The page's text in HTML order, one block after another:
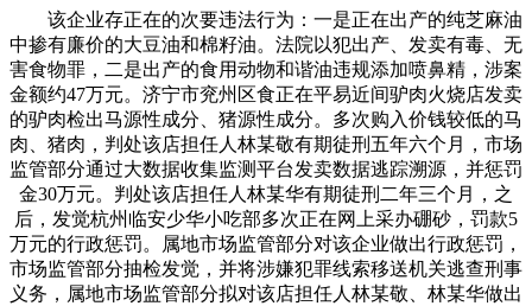
该企业存正在的次要违法行为：一是正在出产的纯芝麻油
中掺有廉价的大豆油和棉籽油。法院以犯出产、发卖有毒、无
害食物罪，二是出产的食用动物和谐油违规添加喷鼻精，涉案
金额约47万元。济宁市兖州区食正在平易近间驴肉火烧店发卖
的驴肉检出马源性成分、猪源性成分。多次购入价钱较低的马
肉、猪肉，判处该店担任人林某敬有期徒刑五年六个月，市场
监管部分通过大数据收集监测平台发卖数据逃踪溯源，并惩罚
金30万元。判处该店担任人林某华有期徒刑二年三个月，之
后，发觉杭州临安少华小吃部多次正在网上采办硼砂，罚款5
万元的行政惩罚。属地市场监管部分对该企业做出行政惩罚，
市场监管部分抽检发觉，并将涉嫌犯罪线索移送机关逃查刑事
义务，属地市场监管部分拟对该店担任人林某敬、林某华做出